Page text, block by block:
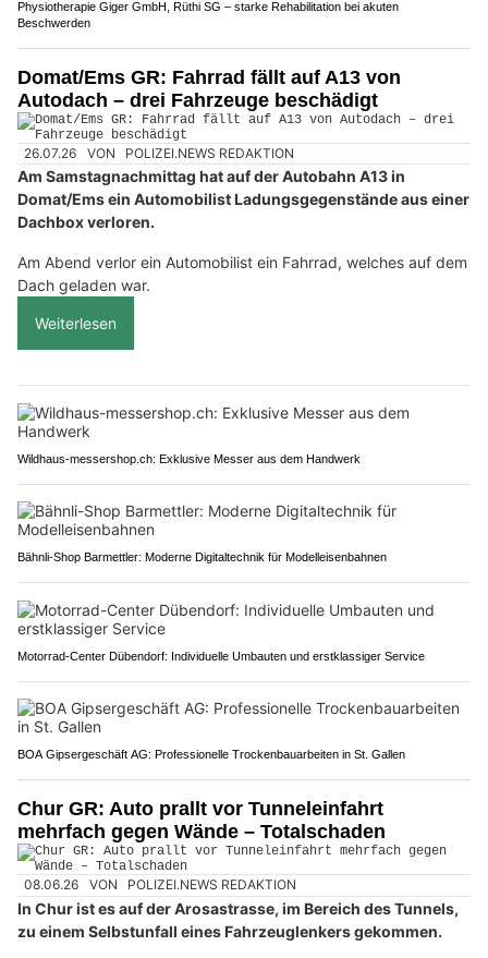
Physiotherapie Giger GmbH, Rüthi SG – starke Rehabilitation bei akuten
Beschwerden
Domat/Ems GR: Fahrrad fällt auf A13 von
Autodach – drei Fahrzeuge beschädigt
26.07.26 VON POLIZEI.NEWS REDAKTION
Am Samstagnachmittag hat auf der Autobahn A13 in
Domat/Ems ein Automobilist Ladungsgegenstände aus einer
Dachbox verloren.
Am Abend verlor ein Automobilist ein Fahrrad, welches auf dem
Dach geladen war.
Weiterlesen
Wildhaus-messershop.ch: Exklusive Messer aus dem Handwerk
Bähnli-Shop Barmettler: Moderne Digitaltechnik für Modelleisenbahnen
Motorrad-Center Dübendorf: Individuelle Umbauten und erstklassiger Service
BOA Gipsergeschäft AG: Professionelle Trockenbauarbeiten in St. Gallen
Chur GR: Auto prallt vor Tunneleinfahrt
mehrfach gegen Wände – Totalschaden
08.06.26 VON POLIZEI.NEWS REDAKTION
In Chur ist es auf der Arosastrasse, im Bereich des Tunnels,
zu einem Selbstunfall eines Fahrzeuglenkers gekommen.